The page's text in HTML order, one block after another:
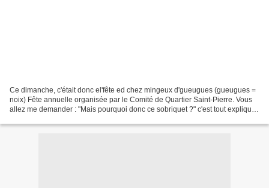
Ce dimanche, c'était donc el'fête ed chez mingeux d'gueugues (gueugues =
noix) Fête annuelle organisée par le Comité de Quartier Saint-Pierre. Vous
allez me demander : "Mais pourquoi donc ce sobriquet ?" c'est tout expliqué